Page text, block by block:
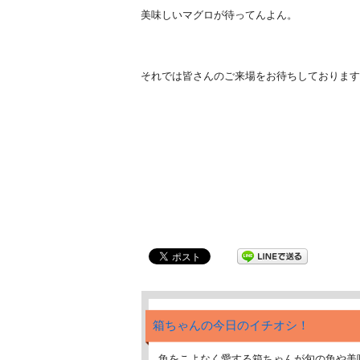
美味しいマグロが待ってんよん。
それでは皆さんのご来場をお待ちしております
箱ちゃんの今日のイチオシ！